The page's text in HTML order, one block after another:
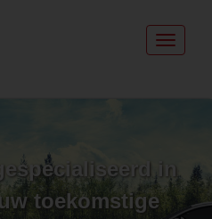
in
toekomstige